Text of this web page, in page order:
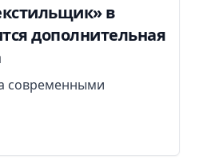
в
дополнительная
современными